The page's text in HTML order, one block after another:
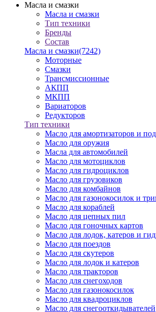
Масла и смазки
Масла и смазки
Тип техники
Бренды
Состав
Масла и смазки(7242)
Моторные
Смазки
Трансмиссионные
АКПП
МКПП
Вариаторов
Редукторов
Тип техники
Масло для амортизаторов и
Масло для оружия
Масла для автомобилей
Масло для мотоциклов
Масло для гидроциклов
Масло для грузовиков
Масло для комбайнов
Масло для газонокосилок и
Масло для кораблей
Масло для цепных пил
Масло для гоночных картов
Масло для лодок, катеров и
Масло для поездов
Масло для скутеров
Масло для лодок и катеров
Масло для тракторов
Масло для снегоходов
Масло для газонокосилок
Масло для квадроциклов
Масло для снегооткидывателей